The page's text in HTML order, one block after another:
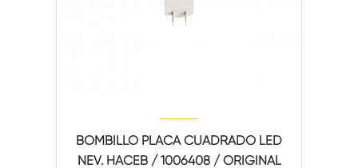
BOMBILLO PLACA CUADRADO LED
NEV. HACEB / 1006408 / ORIGINAL